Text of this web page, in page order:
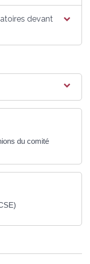
devant
du comité